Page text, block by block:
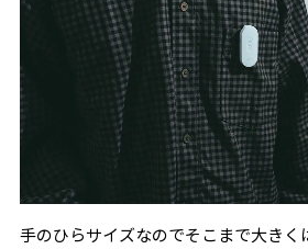
手のひらサイズなのでそこまで大きく